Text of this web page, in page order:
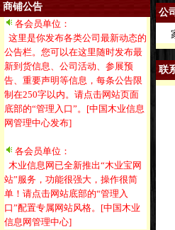
商铺公告
各会员单位：
这里是你发布各类公司最新动态的
公告栏。您可以在这里随时发布最
新到货信息、公司活动、参展预
告、重要声明等信息，每条公告限
制在250字以内。请点击网站页面
底部的“管理入口”。[中国木业信息
网管理中心发布]
各会员单位：
木业信息网已全新推出“木业宝网
站”服务，功能很强大，操作很简
单！请点击网站底部的“管理入
口”配置专属网站风格。[中国木业
信息网管理中心]
公
联